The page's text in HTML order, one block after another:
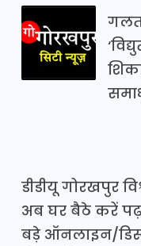
डीडीयू गोरखपुर
अब घर बैठे करें
बड़े ऑनलाइन/